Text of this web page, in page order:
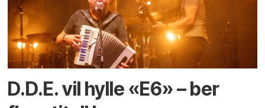
D.D.E. vil hylle «E6» – ber